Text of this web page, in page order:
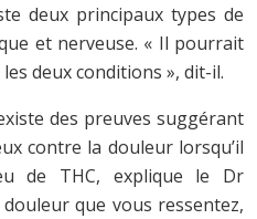
deux principaux types de
et nerveuse. « Il pourrait
deux conditions », dit-il.
des preuves suggérant
contre la douleur lorsqu’il
de THC, explique le Dr
que vous ressentez,